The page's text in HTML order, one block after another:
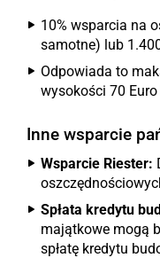
10% wsparcia na
samotne) lub
Odpowiada to
wysokości 70
Inne wsparcie
Wsparcie Riester:
Spłata kredytu
majątkowe mogą
spłatę kredytu